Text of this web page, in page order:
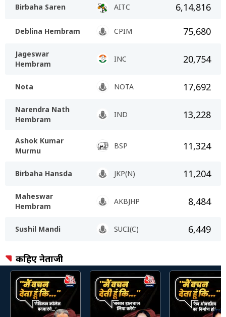
Birbaha Saren AITC 6,14,816
Deblina Hembram CPIM 75,680
Jageswar
Hembram
INC 20,754
Nota NOTA 17,692
Narendra Nath
Hembram
IND 13,228
Ashok Kumar
Murmu
BSP 11,324
Birbaha Hansda JKP(N) 11,204
Maheswar
Hembram
AKBJHP 8,484
Sushil Mandi SUCI(C) 6,449
कहिए नेताजी